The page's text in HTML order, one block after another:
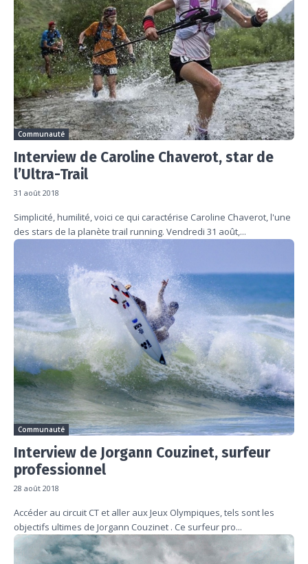
Communauté
Interview de Caroline Chaverot, star de
l’Ultra-Trail
31 août 2018
Simplicité, humilité, voici ce qui caractérise Caroline Chaverot, l'une
des stars de la planète trail running. Vendredi 31 août,...
Communauté
Interview de Jorgann Couzinet, surfeur
professionnel
28 août 2018
Accéder au circuit CT et aller aux Jeux Olympiques, tels sont les
objectifs ultimes de Jorgann Couzinet . Ce surfeur pro...